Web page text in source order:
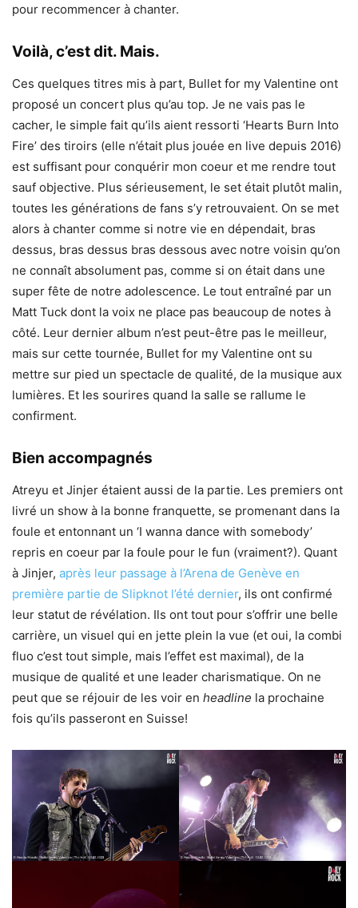
pour recommencer à chanter.
Voilà, c’est dit. Mais.
Ces quelques titres mis à part, Bullet for my Valentine ont
proposé un concert plus qu’au top. Je ne vais pas le
cacher, le simple fait qu’ils aient ressorti ‘Hearts Burn Into
Fire’ des tiroirs (elle n’était plus jouée en live depuis 2016)
est suffisant pour conquérir mon coeur et me rendre tout
sauf objective. Plus sérieusement, le set était plutôt malin,
toutes les générations de fans s’y retrouvaient. On se met
alors à chanter comme si notre vie en dépendait, bras
dessus, bras dessus bras dessous avec notre voisin qu’on
ne connaît absolument pas, comme si on était dans une
super fête de notre adolescence. Le tout entraîné par un
Matt Tuck dont la voix ne place pas beaucoup de notes à
côté. Leur dernier album n’est peut-être pas le meilleur,
mais sur cette tournée, Bullet for my Valentine ont su
mettre sur pied un spectacle de qualité, de la musique aux
lumières. Et les sourires quand la salle se rallume le
confirment.
Bien accompagnés
Atreyu et Jinjer étaient aussi de la partie. Les premiers ont
livré un show à la bonne franquette, se promenant dans la
foule et entonnant un ‘I wanna dance with somebody’
repris en coeur par la foule pour le fun (vraiment?). Quant
à Jinjer, après leur passage à l’Arena de Genève en
première partie de Slipknot l’été dernier, ils ont confirmé
leur statut de révélation. Ils ont tout pour s’offrir une belle
carrière, un visuel qui en jette plein la vue (et oui, la combi
fluo c’est tout simple, mais l’effet est maximal), de la
musique de qualité et une leader charismatique. On ne
peut que se réjouir de les voir en headline la prochaine
fois qu’ils passeront en Suisse!